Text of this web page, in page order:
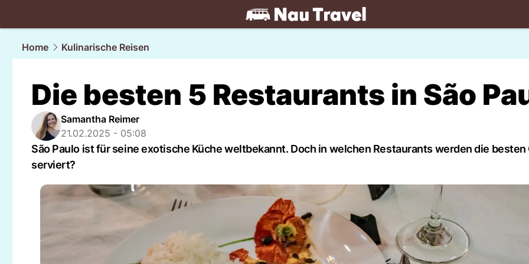
travel.NAU.ch
Home
Kulinarische Reisen
Die besten 5 Restaurants in São
Samantha Reimer
21.02.2025 - 05:08
São Paulo ist für seine exotische Küche weltbekannt. Doch in welchen Restaurants werden die
serviert?